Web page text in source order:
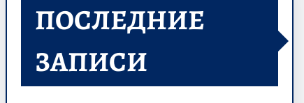
ПОСЛЕДНИЕ
ЗАПИСИ